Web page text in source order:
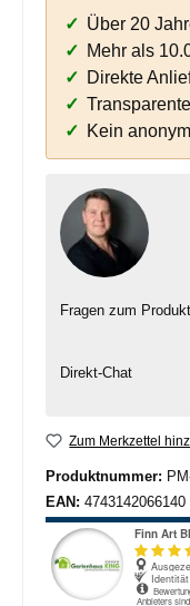
Über 20
Mehr als
Direkte
Kein
Fragen zum
Direkt-Chat
Zum Merkzettel
Produktnummer:
EAN: 4743142066140